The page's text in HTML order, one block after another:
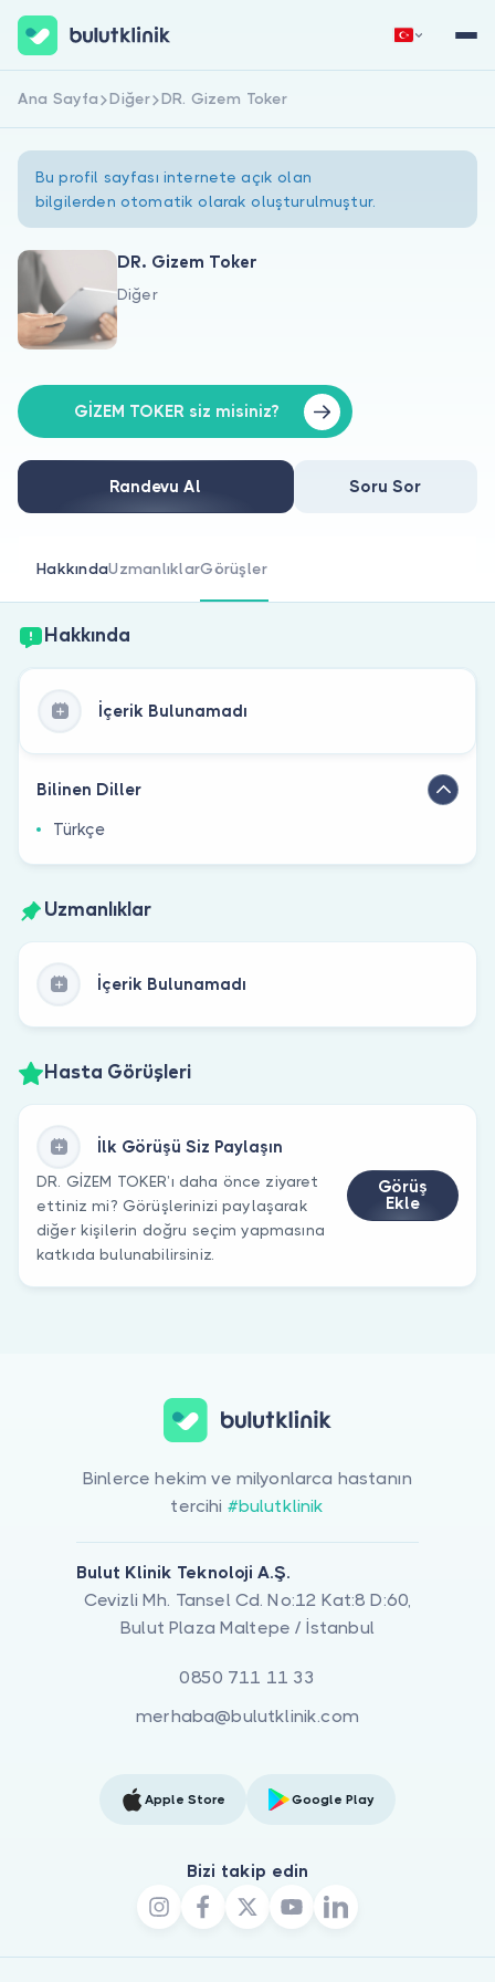
Hakkımızda
Doktorlar için
Doktor musunuz?
Hemen Kaydol
Ana Sayfa Diğer DR. Gizem Toker
Bu profil sayfası internete açık olan
bilgilerden otomatik olarak oluşturulmuştur.
DR. Gizem Toker
Diğer
GİZEM TOKER siz misiniz?
Randevu Al Soru Sor
HakkındaUzmanlıklarGörüşler
Hakkında
İçerik Bulunamadı
Bilinen Diller
Türkçe
Uzmanlıklar
İçerik Bulunamadı
Hasta Görüşleri
İlk Görüşü Siz Paylaşın
DR. GİZEM TOKER’ı daha önce ziyaret
ettiniz mi? Görüşlerinizi paylaşarak
diğer kişilerin doğru seçim yapmasına
katkıda bulunabilirsiniz.
Görüş
Ekle
Binlerce hekim ve milyonlarca hastanın
tercihi #bulutklinik
Bulut Klinik Teknoloji A.Ş.
Cevizli Mh. Tansel Cd. No:12 Kat:8 D:60,
Bulut Plaza Maltepe / İstanbul
0850 711 11 33
merhaba@bulutklinik.com
Apple Store Google Play
Bizi takip edin